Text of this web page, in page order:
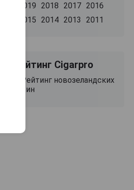
2019
2018 2017 2016
2015
2014 2013 2011
Рейтинг Cigarpro
Рейтинг новозеландских
вин